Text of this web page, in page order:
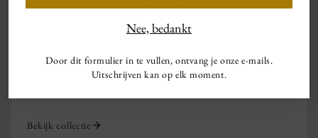
Nee, bedankt
Door dit formulier in te vullen, ontvang je onze e-mails.
Uitschrijven kan op elk moment.
Zakelijke kleding
Professionele elegantie voor zakelijke gelegenheden van modern tot
Bekijk collectie